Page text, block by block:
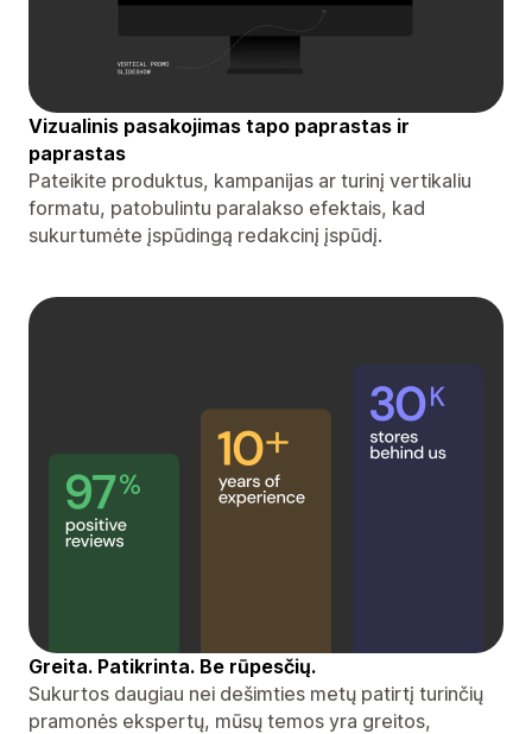
Vizualinis pasakojimas tapo paprastas ir
paprastas
Pateikite produktus, kampanijas ar turinį vertikaliu
formatu, patobulintu paralakso efektais, kad
sukurtumėte įspūdingą redakcinį įspūdį.
Greita. Patikrinta. Be rūpesčių.
Sukurtos daugiau nei dešimties metų patirtį turinčių
pramonės ekspertų, mūsų temos yra greitos,